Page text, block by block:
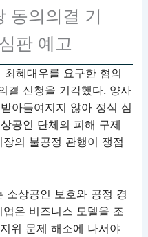
동의의결 기
판 예고
혜대우를 요구한 혐의
결 신청을 기각했다. 양사
아들여지지 않아 정식 심
공인 단체의 피해 구제
의 불공정 관행이 쟁점
소상공인 보호와 공정 경
은 비즈니스 모델을 조
위 문제 해소에 나서야